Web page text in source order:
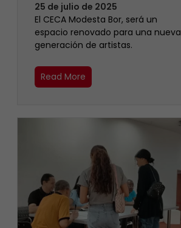
25 de julio de 2025
El CECA Modesta Bor, será un
espacio renovado para una nueva
generación de artistas.
Read More